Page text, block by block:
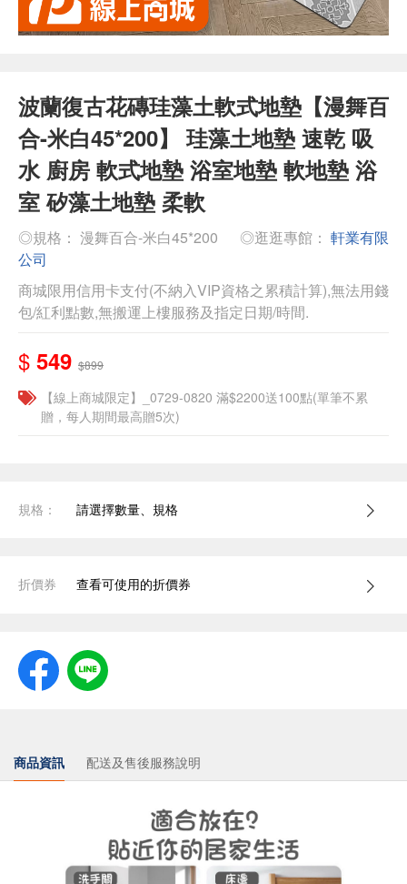
波蘭復古花磚珪藻土軟式地墊【漫舞百
合-米白45*200】 珪藻土地墊 速乾 吸
水 廚房 軟式地墊 浴室地墊 軟地墊 浴
室 矽藻土地墊 柔軟
◎規格： 漫舞百合-米白45*200 ◎逛逛專館： 軒業有限
公司
商城限用信用卡支付(不納入VIP資格之累積計算),無法用錢
包/紅利點數,無搬運上樓服務及指定日期/時間.
$ 549 $899
【線上商城限定】_0729-0820 滿$2200送100點(單筆不累
贈，每人期間最高贈5次)
規格： 請選擇數量、規格
折價券 查看可使用的折價券
商品資訊 配送及售後服務說明